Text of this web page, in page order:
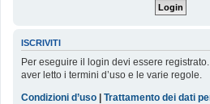
ISCRIVITI
Per eseguire il login devi essere
aver letto i termini d’uso e le varie regole.
Condizioni d’uso | Trattamento dei dati